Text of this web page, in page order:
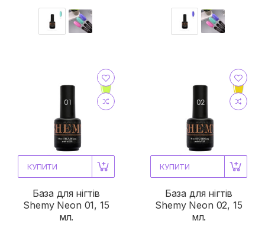
КУПИТИ
База для нігтів
Shemy Neon 01, 15
мл.
КУПИТИ
База для нігтів
Shemy Neon 02, 15
мл.